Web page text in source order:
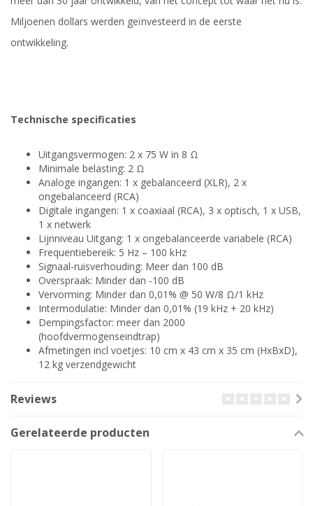
Miljoenen dollars werden geïnvesteerd in de eerste
ontwikkeling.
Technische specificaties
Uitgangsvermogen: 2 x 75 W in 8 Ω
Minimale belasting: 2 Ω
Analoge ingangen: 1 x gebalanceerd (XLR), 2 x
ongebalanceerd (RCA)
Digitale ingangen: 1 x coaxiaal (RCA), 3 x optisch, 1 x USB,
1 x netwerk
Lijnniveau Uitgang: 1 x ongebalanceerde variabele (RCA)
Frequentiebereik: 5 Hz – 100 kHz
Signaal-ruisverhouding: Meer dan 100 dB
Overspraak: Minder dan -100 dB
Vervorming: Minder dan 0,01% @ 50 W/8 Ω/1 kHz
Intermodulatie: Minder dan 0,01% (19 kHz + 20 kHz)
Dempingsfactor: meer dan 2000
(hoofdvermogenseindtrap)
Afmetingen incl voetjes: 10 cm x 43 cm x 35 cm (HxBxD),
12 kg verzendgewicht
Reviews
Gerelateerde producten